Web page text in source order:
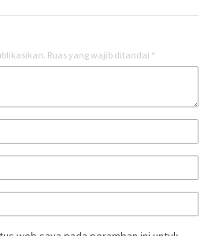
Ruas yang wajib ditandai *